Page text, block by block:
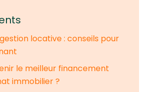
locative : conseils pour
le meilleur financement
immobilier ?